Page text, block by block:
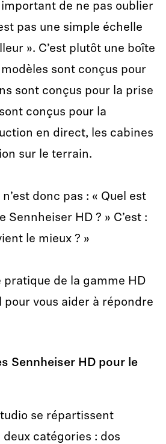
de ne pas oublier
pas une simple échelle
». C’est plutôt une boîte
sont conçus pour
sont conçus pour la prise
conçus pour la
en direct, les cabines
sur le terrain.
donc pas : « Quel est
Sennheiser HD ? » C’est :
le mieux ? »
pratique de la gamme HD
pour vous aider à répondre
Sennheiser HD pour le
se répartissent
catégories : dos